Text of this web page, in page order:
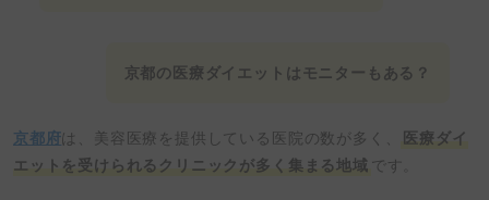
京都の医療ダイエットはモニターもある？
京都府は、美容医療を提供している医院の数が多く、
医療ダイ
エットを受けられるクリニックが多く集まる地域 です。